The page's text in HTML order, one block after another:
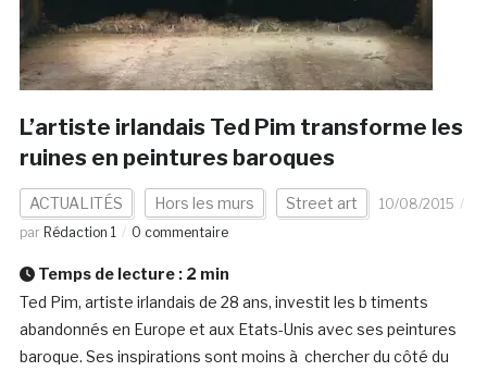
L’artiste irlandais Ted Pim transforme les
ruines en peintures baroques
ACTUALITÉS Hors les murs Street art
10/08/2015
par Rédaction 1 0 commentaire
Temps de lecture : 2 min
Ted Pim, artiste irlandais de 28 ans, investit les b timents
abandonnés en Europe et aux Etats-Unis avec ses peintures
baroque. Ses inspirations sont moins à chercher du côté du